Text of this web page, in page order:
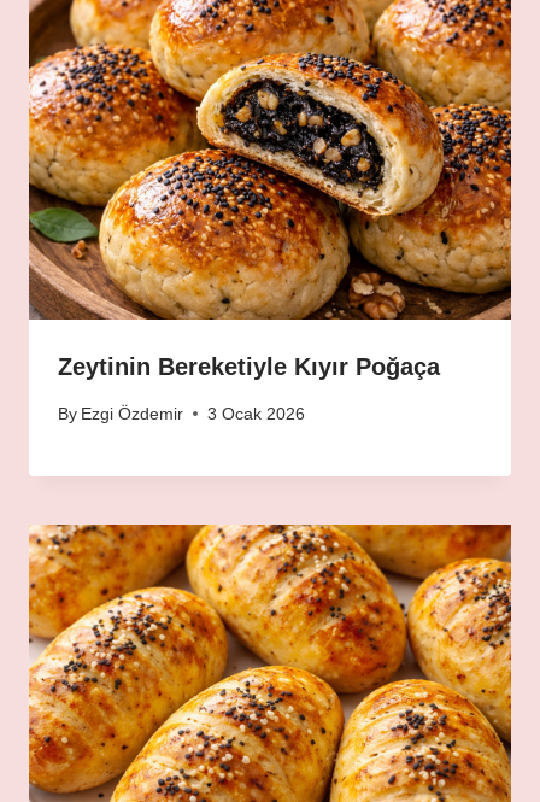
Zeytinin Bereketiyle Kıyır Poğaça
By Ezgi Özdemir 3 Ocak 2026